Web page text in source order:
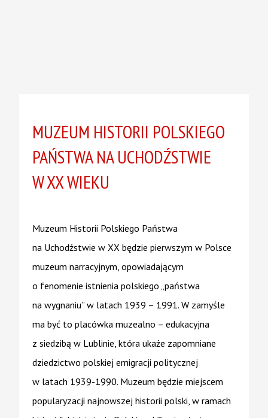
MUZEUM HISTORII POLSKIEGO
PAŃSTWA NA UCHODŹSTWIE
W XX WIEKU
Muzeum Historii Polskiego Państwa
na Uchodźstwie w XX będzie pierwszym w Polsce
muzeum narracyjnym, opowiadającym
o fenomenie istnienia polskiego „państwa
na wygnaniu” w latach 1939 – 1991. W zamyśle
ma być to placówka muzealno – edukacyjna
z siedzibą w Lublinie, która ukaże zapomniane
dziedzictwo polskiej emigracji politycznej
w latach 1939-1990. Muzeum będzie miejscem
popularyzacji najnowszej historii polski, w ramach